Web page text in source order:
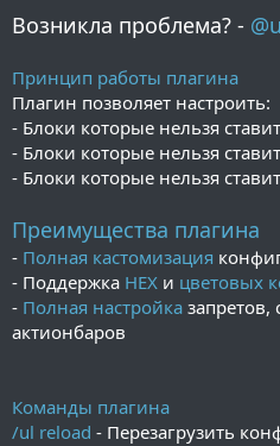
Возникла проблема? -
Принцип работы плагина
Плагин позволяет настроить:
- Блоки которые нельзя
- Блоки которые нельзя
- Блоки которые нельзя
Преимущества плагина
- Полная кастомизация
- Поддержка HEX и цветовых
- Полная настройка
актионбаров
Команды плагина
/ul reload - Перезагрузить